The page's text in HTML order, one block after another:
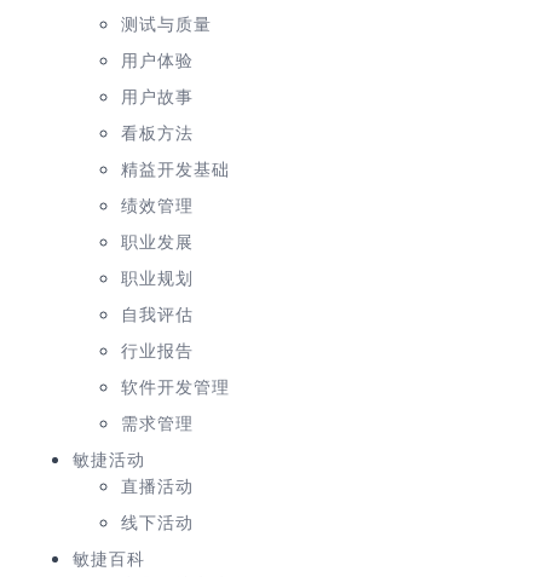
测试与质量
用户体验
用户故事
看板方法
精益开发基础
绩效管理
职业发展
职业规划
自我评估
行业报告
软件开发管理
需求管理
敏捷活动
直播活动
线下活动
敏捷百科